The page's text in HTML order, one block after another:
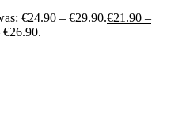
€24.90 – €29.90.€21.90 –